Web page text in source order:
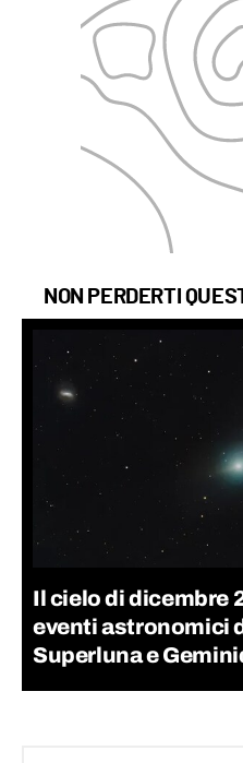
NON PERDERTI
Il cielo di dicembre
eventi astronomici
Superluna e